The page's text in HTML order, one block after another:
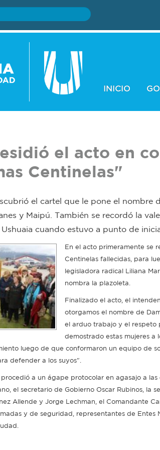
INICIO
el acto en
Centinelas"
el cartel que le pone el nombre
y Maipú. También se recordó la
cuando estuvo a punto de
En el acto primeramente se
Centinelas fallecidas, para
legisladora radical Liliana
nombra la plazoleta.
Finalizado el acto, el
otorgamos el nombre de
el arduo trabajo y el respeto
demostrado estas mujeres a
luego de que conformaron un equipo de
defender a los suyos".
a un ágape protocolar en agasajo a
el secretario de Gobierno Oscar Rubinos, la
Allende y Jorge Lechman, el Comandante
y de seguridad, representantes de Entes